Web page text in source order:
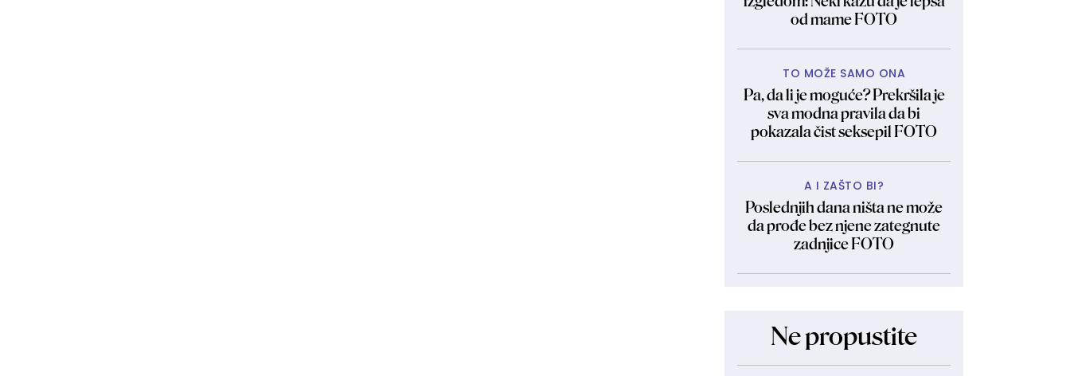
od mame FOTO
TO MOŽE SAMO ONA
Pa, da li je moguće? Prekršila je
sva modna pravila da bi
pokazala čist seksepil FOTO
A I ZAŠTO BI?
Poslednjih dana ništa ne može
da prođe bez njene zategnute
zadnjice FOTO
Ne propustite